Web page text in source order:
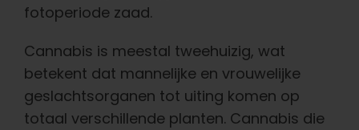
fotoperiode zaad.
Cannabis is meestal tweehuizig, wat
betekent dat mannelijke en vrouwelijke
geslachtsorganen tot uiting komen op
totaal verschillende planten. Cannabis die